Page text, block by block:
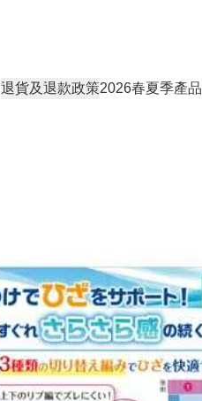
退貨及退款政策2026春夏季產品